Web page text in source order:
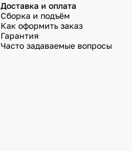
Доставка и оплата
Сборка и подъём
Как оформить заказ
Гарантия
Часто задаваемые вопросы